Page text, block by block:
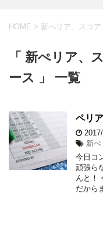
HOME > 新ぺリア、スコ
「 新ぺリア、
ース 」 一覧
ペリ
新
今日コ
頑張ら
んと！
だから